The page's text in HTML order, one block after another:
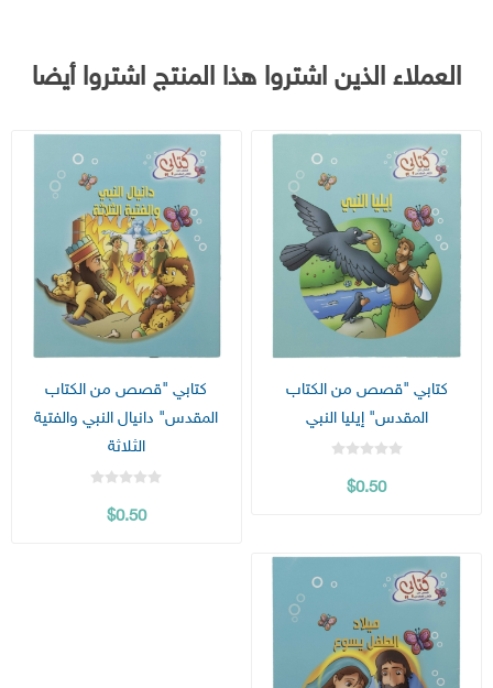
العملاء الذين اشتروا هذا المنتج اشتروا أيضا
كتابي "قصص من الكتاب
المقدس" إيليا النبي
$0.50
كتابي "قصص من الكتاب
المقدس" دانيال النبي والفتية
الثلاثة
$0.50